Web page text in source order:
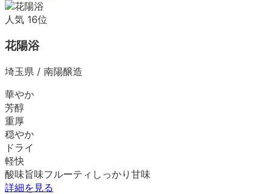
人気 16位
花陽浴
埼玉県 / 南陽醸造
華やか
芳醇
重厚
穏やか
ドライ
軽快
酸味旨味フルーティ しっかり 甘味
詳細を見る